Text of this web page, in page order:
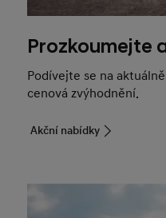
Prozkoumejte
Podívejte se na
cenová zvýhodnění.
Akční nabídky